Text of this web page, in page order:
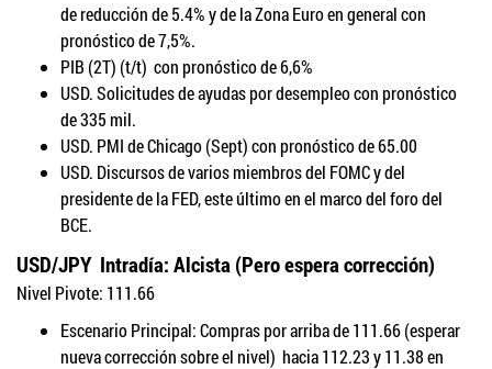
de reducción de 5.4% y de la Zona Euro en general con
pronóstico de 7,5%.
PIB (2T) (t/t) con pronóstico de 6,6%
USD. Solicitudes de ayudas por desempleo con pronóstico
de 335 mil.
USD. PMI de Chicago (Sept) con pronóstico de 65.00
USD. Discursos de varios miembros del FOMC y del
presidente de la FED, este último en el marco del foro del
BCE.
USD/JPY Intradía: Alcista (Pero espera corrección)
Nivel Pivote: 111.66
Escenario Principal:Compras por arriba de111.66(esperar
nueva corrección sobre el nivel) hacia 112.23 y 11.38 en